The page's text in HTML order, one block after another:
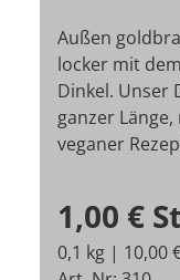
Außen
locker mit
Dinkel. Unser
ganzer
veganer
1,00 €
0,1 kg | 10,00